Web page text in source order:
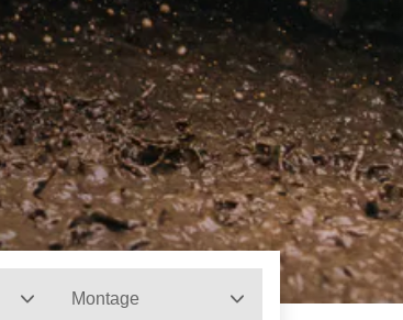
Montage